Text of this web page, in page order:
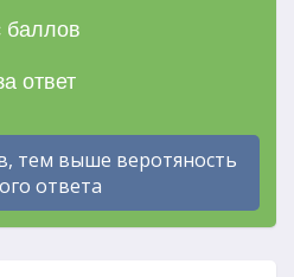
баллов
ответ
тем выше веротяность
ответа